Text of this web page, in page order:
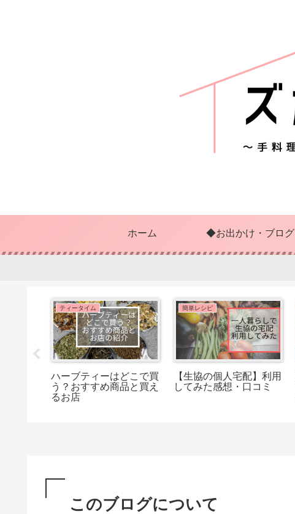
ホーム ◆お出かけ・ブログ
ティータイム
ハーブティーはどこで買
う？おすすめ商品と買え
るお店
簡単レシピ
【生協の個人宅配】利用
してみた感想・口コミ
このブログについて